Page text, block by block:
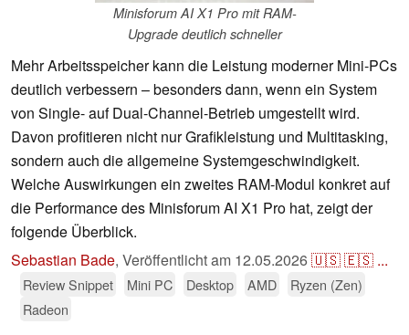
Minisforum AI X1 Pro mit RAM-
Upgrade deutlich schneller
Mehr Arbeitsspeicher kann die Leistung moderner Mini-PCs
deutlich verbessern – besonders dann, wenn ein System
von Single- auf Dual-Channel-Betrieb umgestellt wird.
Davon profitieren nicht nur Grafikleistung und Multitasking,
sondern auch die allgemeine Systemgeschwindigkeit.
Welche Auswirkungen ein zweites RAM-Modul konkret auf
die Performance des Minisforum AI X1 Pro hat, zeigt der
folgende Überblick.
Sebastian Bade, Veröffentlicht am 12.05.2026🇺🇸🇪🇸 ...
Review Snippet Mini PC Desktop AMD
Ryzen (Zen)
Radeon